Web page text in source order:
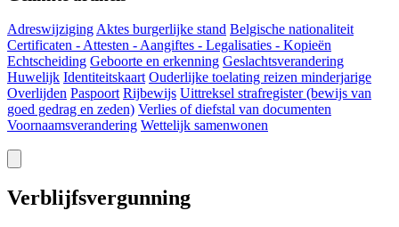
Adreswijziging Aktes burgerlijke stand Belgische nationaliteit
Certificaten - Attesten - Aangiftes - Legalisaties - Kopieën
Echtscheiding Geboorte en erkenning Geslachtsverandering
Huwelijk Identiteitskaart Ouderlijke toelating reizen minderjarige
Overlijden Paspoort Rijbewijs Uittreksel strafregister (bewijs van
goed gedrag en zeden) Verlies of diefstal van documenten
Voornaamsverandering Wettelijk samenwonen
Verblijfsvergunning